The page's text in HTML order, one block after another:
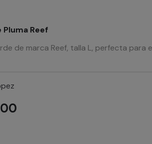
Pluma Reef
de marca Reef, talla L, perfecta